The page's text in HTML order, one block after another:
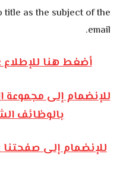
as the subject of the
email.
أضغط هنا
للإنضمام إلى مجموعة
بالوظائف
للإنضمام إلى